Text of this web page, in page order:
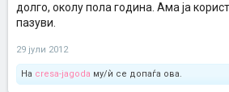
долго, околу пола година. Ама ја
пазуви.
29 јули 2012
На cresa-jagoda му/ѝ се допаѓа ова.